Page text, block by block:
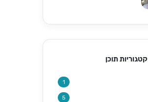
קטגוריות תוכן
1
5